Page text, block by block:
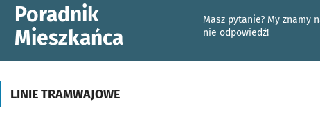
Poradnik
Mieszkańca
Masz pytanie? My znamy
nie odpowiedź!
LINIE TRAMWAJOWE